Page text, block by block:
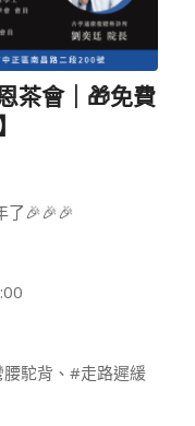
茶會｜🎁免費
了🎉🎉🎉
駝背、#走路遲緩